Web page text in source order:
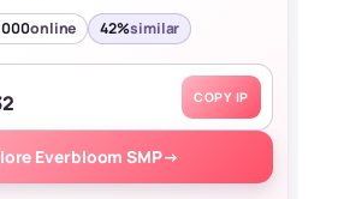
online 42%similar
COPY IP
Everbloom SMP→